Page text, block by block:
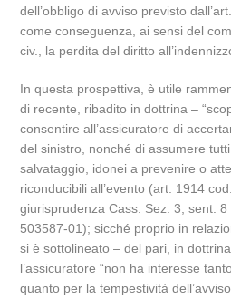
dell’obbligo di avviso previsto
come conseguenza, ai sensi del
civ., la perdita del diritto
In questa prospettiva, è utile
di recente, ribadito in dottrina –
consentire all’assicuratore di
del sinistro, nonché di assumere
salvataggio, idonei a prevenire o
riconducibili all’evento (art. 1914
giurisprudenza Cass. Sez. 3, sent.
503587-01); sicché proprio in
si è sottolineato – del pari, in
l’assicuratore “non ha interesse
quanto per la tempestività